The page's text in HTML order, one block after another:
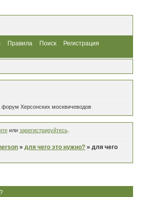
Правила Поиск
Регистрация
форум Херсонских москвичеводов
или зарегистрируйтесь.
»для чего это нужно? »для чего